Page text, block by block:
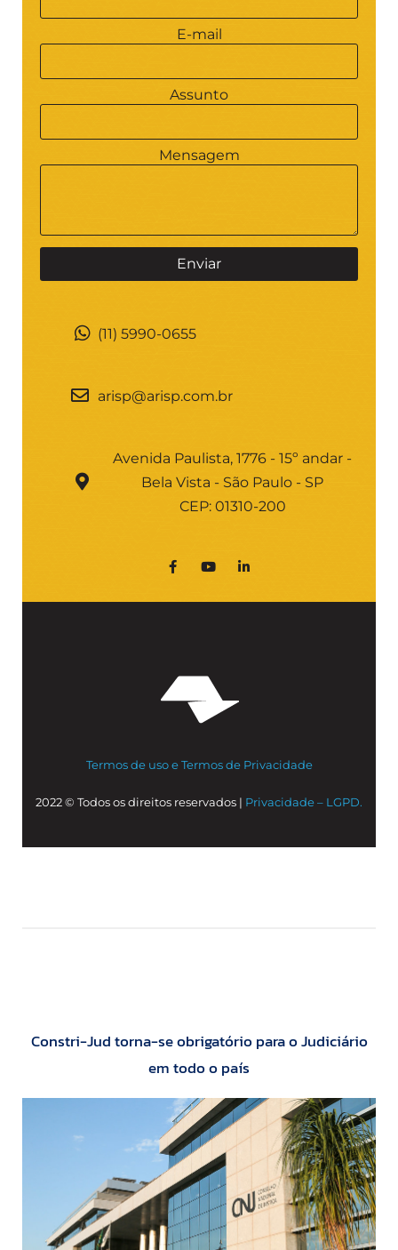
E-mail
Assunto
Mensagem
(11) 5990-0655
arisp@arisp.com.br
Avenida Paulista, 1776 - 15º andar -
Bela Vista - São Paulo - SP
CEP: 01310-200
Termos de uso e Termos de Privacidade
2022 © Todos os direitos reservados | Privacidade – LGPD.
Constri-Jud torna-se obrigatório para o Judiciário
em todo o país